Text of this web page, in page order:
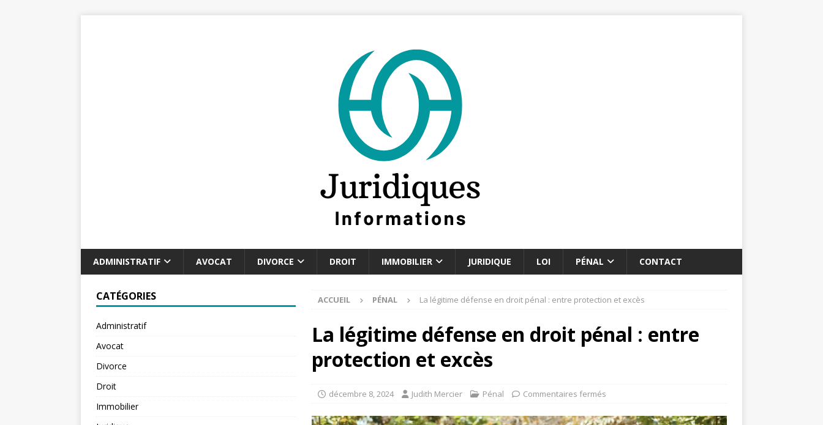
ADMINISTRATIF AVOCAT DIVORCE DROIT IMMOBILIER JURIDIQUE LOI PÉNAL CONTACT
ACCUEIL PÉNAL La légitime défense en droit pénal : entre protection et excès
La légitime défense en droit pénal : entre
protection et excès
décembre 8, 2024 Judith Mercier Pénal Commentaires fermés
CATÉGORIES
Administratif
Avocat
Divorce
Droit
Immobilier